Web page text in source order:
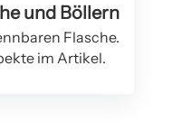
und Böllern
Flasche.
im Artikel.
des Ringer-